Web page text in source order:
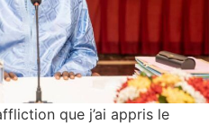
que j’ai appris le